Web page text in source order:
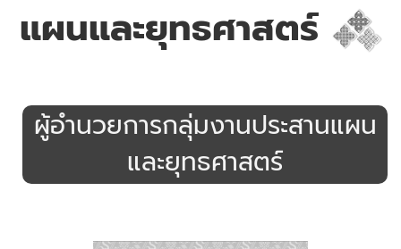
แผนและยุทธศาสตร์
ผู้อำนวยการกลุ่มงานประสานแผน
และยุทธศาสตร์